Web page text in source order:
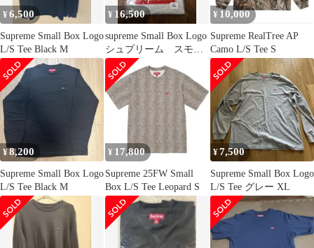
¥6,500
Supreme Small Box Logo
L/S Tee Black M
¥ 16,500
supreme Small Box Logo
シュプリーム スモー
ルボックスロゴ
¥ 10,000
Supreme RealTree AP
Camo L/S Tee S
¥8,200
Supreme Small Box Logo
L/S Tee Black M
¥ 17,800
Supreme 25FW Small
Box L/S Tee Leopard S
¥7,500
Supreme Small Box Logo
L/S Tee グレー XL